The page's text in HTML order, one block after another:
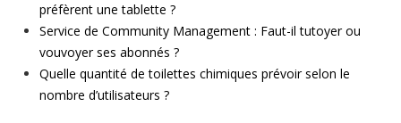
préfèrent une tablette ?
Service de Community Management : Faut-il tutoyer ou
vouvoyer ses abonnés ?
Quelle quantité de toilettes chimiques prévoir selon le
nombre d’utilisateurs ?